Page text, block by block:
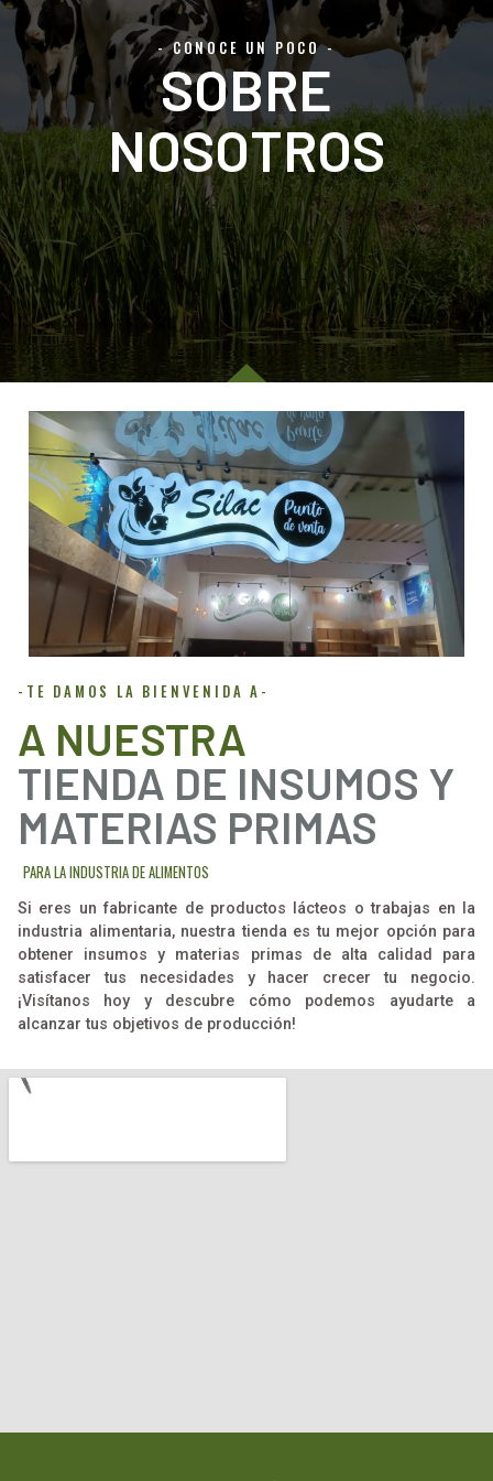
- CONOCE UN POCO -
SOBRE
NOSOTROS
-TE DAMOS LA BIENVENIDA A-
A NUESTRA
TIENDA DE INSUMOS Y
MATERIAS PRIMAS
PARA LA INDUSTRIA DE ALIMENTOS
Si eres un fabricante de productos lácteos o trabajas en la
industria alimentaria, nuestra tienda es tu mejor opción para
obtener insumos y materias primas de alta calidad para
satisfacer tus necesidades y hacer crecer tu negocio.
¡Visítanos hoy y descubre cómo podemos ayudarte a
alcanzar tus objetivos de producción!